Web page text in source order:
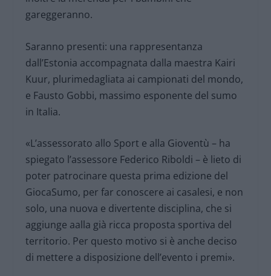
gareggeranno.
Saranno presenti: una rappresentanza
dall’Estonia accompagnata dalla maestra Kairi
Kuur, plurimedagliata ai campionati del mondo,
e Fausto Gobbi, massimo esponente del sumo
in Italia.
«L’assessorato allo Sport e alla Gioventù – ha
spiegato l’assessore Federico Riboldi – è lieto di
poter patrocinare questa prima edizione del
GiocaSumo, per far conoscere ai casalesi, e non
solo, una nuova e divertente disciplina, che si
aggiunge aalla già ricca proposta sportiva del
territorio. Per questo motivo si è anche deciso
di mettere a disposizione dell’evento i premi».